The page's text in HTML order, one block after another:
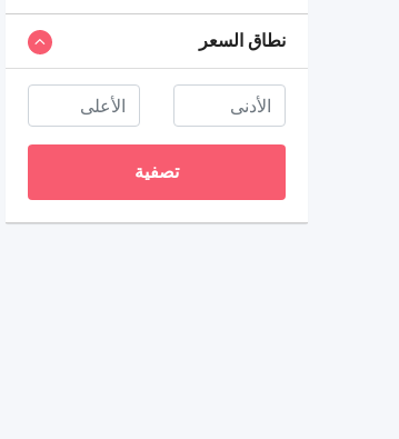
نطاق السعر
تصفية